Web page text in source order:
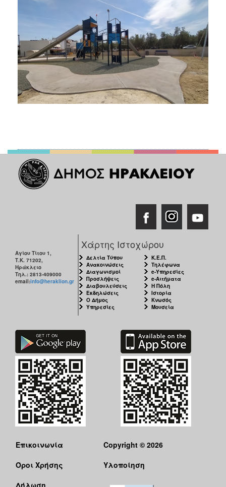
Αγίου Τίτου 1,
Τ.Κ. 71202,
Ηράκλειο
Τηλ.: 2813-409000
email:info@heraklion.gr
Χάρτης Ιστοχώρου
Δελτία Τύπου
Ανακοινώσεις
Διαγωνισμοί
Προσλήψεις
Διαβουλεύσεις
Εκδηλώσεις
Ο Δήμος
Υπηρεσίες
Κ.Ε.Π.
Τηλέφωνα
e-Υπηρεσίες
e-Αιτήματα
Η Πόλη
Ιστορία
Κνωσός
Μουσεία
Επικοινωνία
Όροι Χρήσης
Copyright © 2026
Υλοποίηση